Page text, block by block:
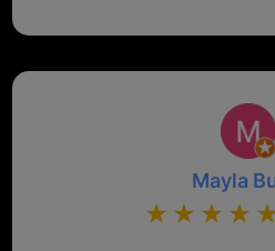
Sicuramente tornerò qui per
Mayla